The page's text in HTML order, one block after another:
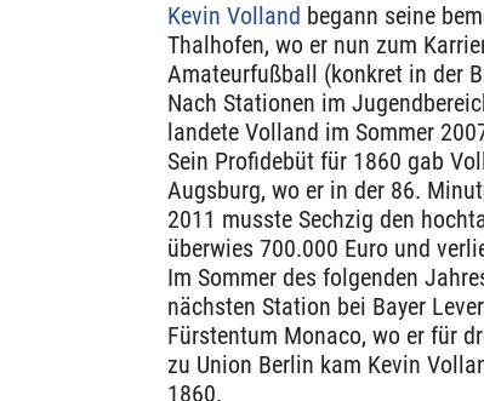
Kevin Volland begann seine
Thalhofen, wo er nun zum
Amateurfußball (konkret in der
Nach Stationen im
landete Volland im Sommer
Sein Profidebüt für 1860 gab
Augsburg, wo er in der 86.
2011 musste Sechzig den
überwies 700.000 Euro und
Im Sommer des folgenden
nächsten Station bei Bayer
Fürstentum Monaco, wo er für
zu Union Berlin kam Kevin
1860.